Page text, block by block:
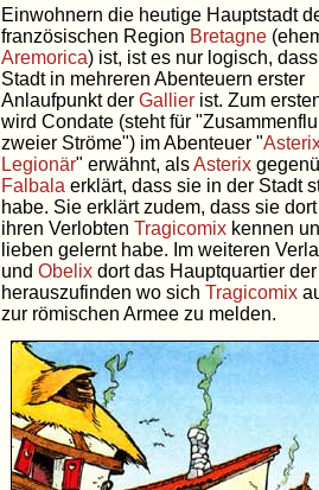
Einwohnern die heutige Hauptstadt
französischen Region Bretagne
Aremorica) ist, ist es nur logisch,
Stadt in mehreren Abenteuern erster
Anlaufpunkt der Gallier ist. Zum
wird Condate (steht für
zweier Ströme") im Abenteuer "
Legionär" erwähnt, alsAsterix
Falbala erklärt, dass sie in der Stadt
habe. Sie erklärt zudem, dass sie
ihren Verlobten Tragicomix kennen
lieben gelernt habe. Im weiteren
und Obelix dort das Hauptquartier
herauszufinden wo sich Tragicomix
zur römischen Armee zu melden.